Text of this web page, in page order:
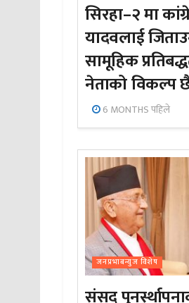
सिरहा–२ मा
यादवलाई
सामूहिक
नेताको विकल्प
6 MONTHS पहिले
जनप्रभाबन्युज विशेष